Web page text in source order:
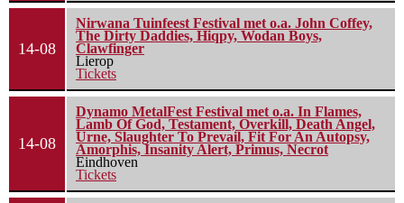
14-08
Nirwana Tuinfeest Festival met o.a. John Coffey,
The Dirty Daddies, Hiqpy, Wodan Boys,
Clawfinger
Lierop
Tickets
14-08
Dynamo MetalFest Festival met o.a. In Flames,
Lamb Of God, Testament, Overkill, Death Angel,
Urne, Slaughter To Prevail, Fit For An Autopsy,
Amorphis, Insanity Alert, Primus, Necrot
Eindhoven
Tickets